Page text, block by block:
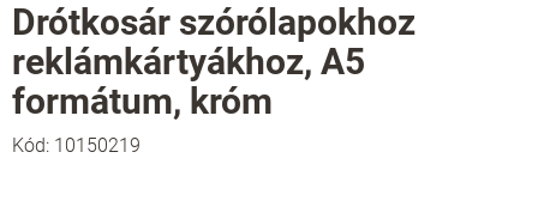
Drótkosár szórólapokhoz
reklámkártyákhoz, A5
formátum, króm
Kód: 10150219